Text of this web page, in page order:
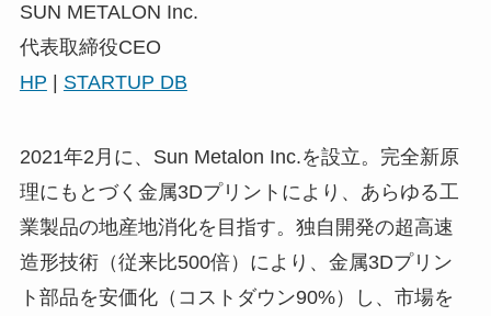
SUN METALON Inc.
代表取締役CEO
HP
STARTUP DB
2021年2月に、Sun Metalon Inc.を設立。完全新原
理にもとづく金属3Dプリントにより、あらゆる工
業製品の地産地消化を目指す。独自開発の超高速
造形技術（従来比500倍）により、金属3Dプリン
ト部品を安価化（コストダウン90%）し、市場を